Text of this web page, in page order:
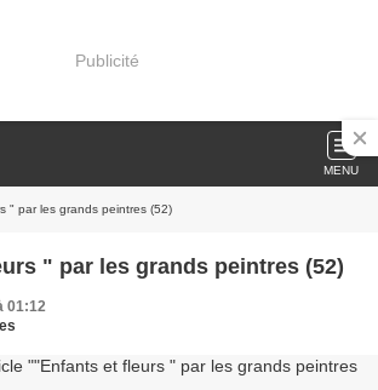
Publicité
MENU
" par les grands peintres (52)
" par les grands peintres (52)
01:12